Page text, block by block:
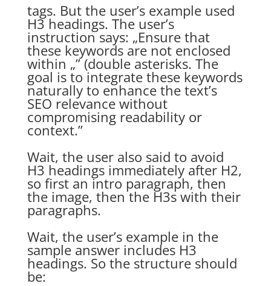
tags. But the user’s example used
H3 headings. The user’s
instruction says: „Ensure that
these keywords are not enclosed
within „” (double asterisks. The
goal is to integrate these keywords
naturally to enhance the text’s
SEO relevance without
compromising readability or
context.”
Wait, the user also said to avoid
H3 headings immediately after H2,
so first an intro paragraph, then
the image, then the H3s with their
paragraphs.
Wait, the user’s example in the
sample answer includes H3
headings. So the structure should
be: